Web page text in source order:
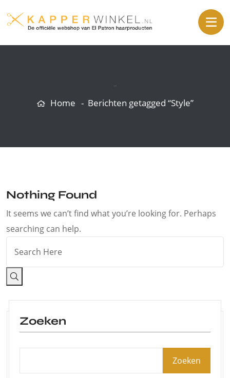
Home Berichten getagged “Style”
Nothing Found
It seems we can’t find what you’re looking for. Perhaps
searching can help.
Zoeken
Zoeken